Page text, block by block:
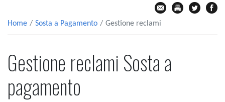
Home Sosta a Pagamento Gestione reclami
Gestione reclami Sosta a
pagamento